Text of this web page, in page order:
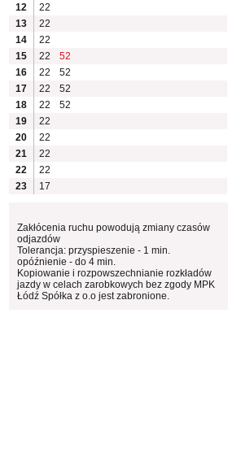
12
22
13
22
14
22
15
22
52
16
22
52
17
22
52
18
22
52
19
22
20
22
21
22
22
22
23
17
Zakłócenia ruchu powodują zmiany czasów
odjazdów
Tolerancja: przyspieszenie - 1 min.
opóźnienie - do 4 min.
Kopiowanie i rozpowszechnianie rozkładów
jazdy w celach zarobkowych bez zgody MPK
Łódź Spółka z o.o jest zabronione.